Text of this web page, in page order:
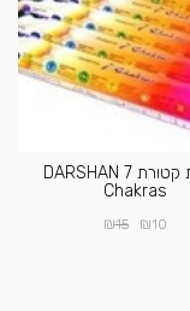
חבילת קטורת DARSHAN 7
Chakras
₪10
₪15